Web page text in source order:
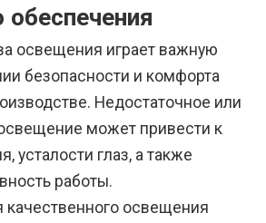
освещения играет важную
безопасности и комфорта
Недостаточное или
может привести к
усталости глаз, а также
работы.
освещения